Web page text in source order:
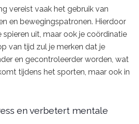
vereist vaak het gebruik van
en bewegingspatronen. Hierdoor
spieren uit, maar ook je coördinatie
van tijd zul je merken dat je
en gecontroleerder worden, wat
tijdens het sporten, maar ook in
en verbetert mentale